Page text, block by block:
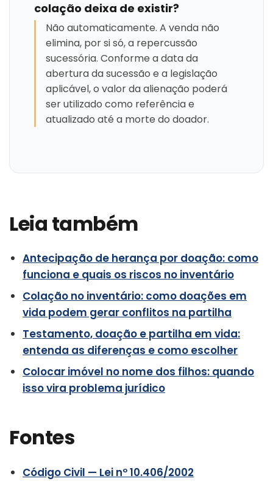
colação deixa de existir?
Não automaticamente. A venda não
elimina, por si só, a repercussão
sucessória. Conforme a data da
abertura da sucessão e a legislação
aplicável, o valor da alienação poderá
ser utilizado como referência e
atualizado até a morte do doador.
Leia também
Antecipação de herança por doação: como
funciona e quais os riscos no inventário
Colação no inventário: como doações em
vida podem gerar conflitos na partilha
Testamento, doação e partilha em vida:
entenda as diferenças e como escolher
Colocar imóvel no nome dos filhos: quando
isso vira problema jurídico
Fontes
Código Civil — Lei nº 10.406/2002